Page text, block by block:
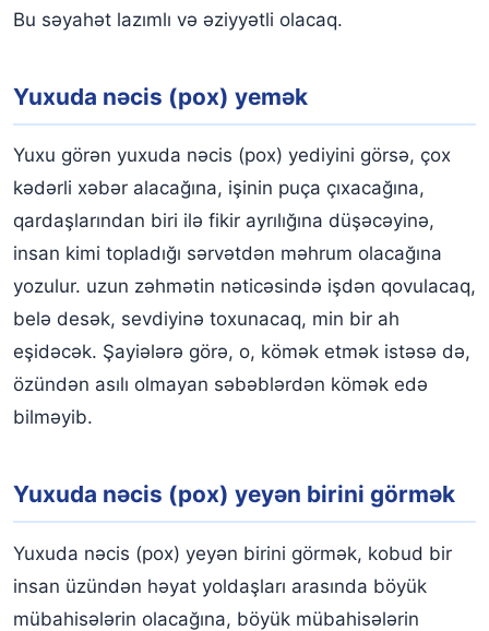
Bu səyahət lazımlı və əziyyətli olacaq.
Yuxuda nəcis (pox) yemək
Yuxu görən yuxuda nəcis (pox) yediyini görsə, çox
kədərli xəbər alacağına, işinin puça çıxacağına,
qardaşlarından biri ilə fikir ayrılığına düşəcəyinə,
insan kimi topladığı sərvətdən məhrum olacağına
yozulur. uzun zəhmətin nəticəsində işdən qovulacaq,
belə desək, sevdiyinə toxunacaq, min bir ah
eşidəcək. Şayiələrə görə, o, kömək etmək istəsə də,
özündən asılı olmayan səbəblərdən kömək edə
bilməyib.
Yuxuda nəcis (pox) yeyən birini görmək
Yuxuda nəcis (pox) yeyən birini görmək, kobud bir
insan üzündən həyat yoldaşları arasında böyük
mübahisələrin olacağına, böyük mübahisələrin